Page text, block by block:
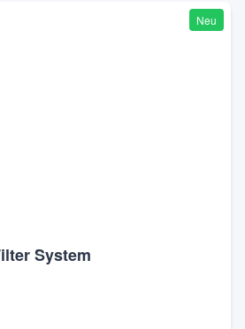
Neu
System